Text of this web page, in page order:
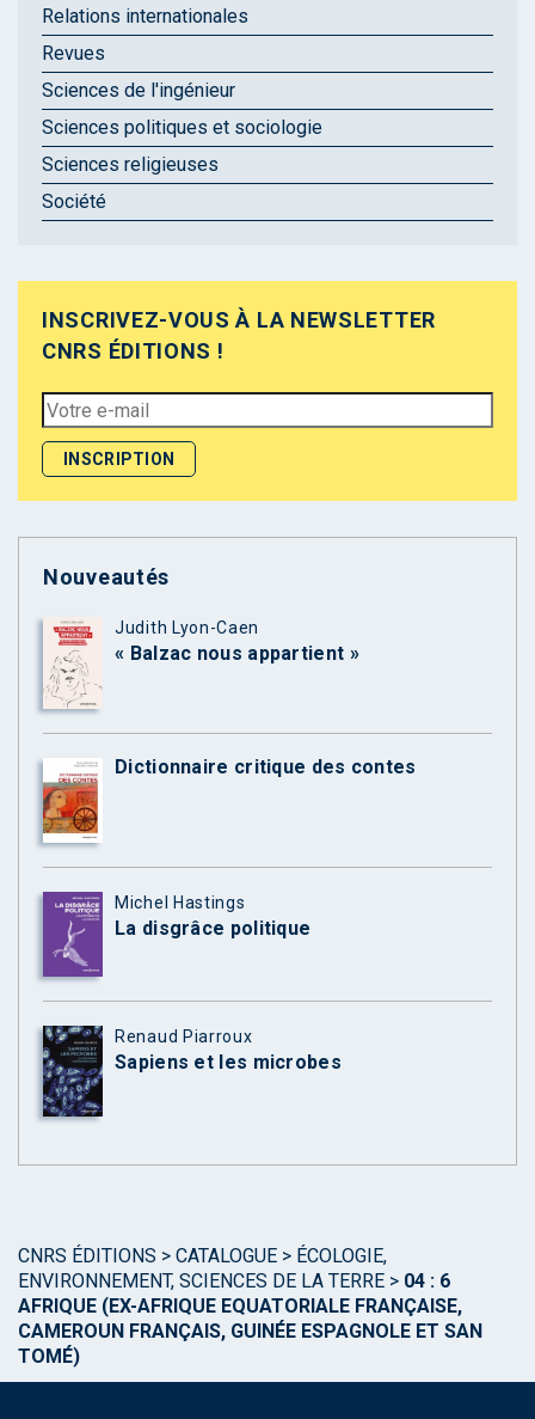
Relations internationales
Revues
Sciences de l'ingénieur
Sciences politiques et sociologie
Sciences religieuses
Société
INSCRIVEZ-VOUS À LA NEWSLETTER
CNRS ÉDITIONS !
Nouveautés
Judith Lyon-Caen
« Balzac nous appartient »
Dictionnaire critique des contes
Michel Hastings
La disgrâce politique
Renaud Piarroux
Sapiens et les microbes
CNRS ÉDITIONS > CATALOGUE > ÉCOLOGIE,
ENVIRONNEMENT, SCIENCES DE LA TERRE > 04 : 6
AFRIQUE (EX-AFRIQUE EQUATORIALE FRANÇAISE,
CAMEROUN FRANÇAIS, GUINÉE ESPAGNOLE ET SAN
TOMÉ)